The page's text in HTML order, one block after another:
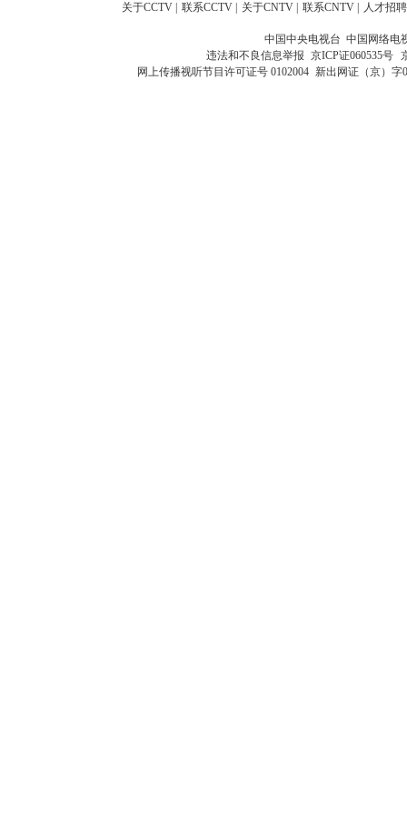
关于CCTV 联系CCTV 关于CNTV 联系CNTV 人才招聘
中国中央电视台 中国网络电
违法和不良信息举报 京ICP证060535号
网上传播视听节目许可证号 0102004 新出网证（京）